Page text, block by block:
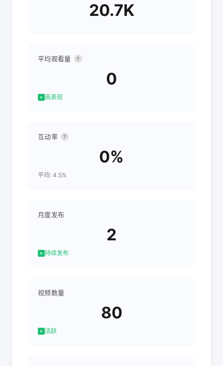
20.7K
平均观看量 ?
0
高表现
互动率 ?
0%
平均: 4.5%
月度发布
2
持续发布
视频数量
80
活跃